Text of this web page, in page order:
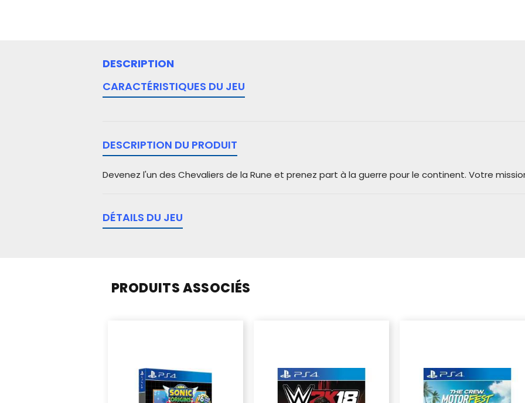
DESCRIPTION
CARACTÉRISTIQUES DU JEU
DESCRIPTION DU PRODUIT
Devenez l'un des Chevaliers de la Rune et prenez part à la guerre pour le continent. Votre
DÉTAILS DU JEU
PRODUITS ASSOCIÉS